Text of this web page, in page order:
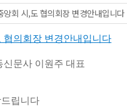
앙회 시,도 협의회장 변경안내입니다
협의회장 변경안내입니다
문사 이원주 대표
립니다